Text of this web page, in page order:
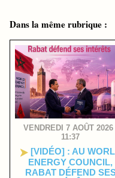
Dans la même rubrique :
VENDREDI 7 AOÛT 2026
11:37
[VIDÉO] : AU
ENERGY COUNCIL,
RABAT DÉFEND